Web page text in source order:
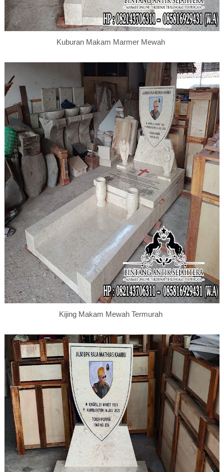
Kuburan Makam Marmer Mewah
Kijing Makam Mewah Termurah